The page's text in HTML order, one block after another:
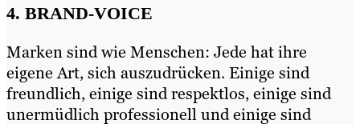
4. BRAND-VOICE
Marken sind wie Menschen: Jede hat ihre
eigene Art, sich auszudrücken. Einige sind
freundlich, einige sind respektlos, einige sind
unermüdlich professionell und einige sind